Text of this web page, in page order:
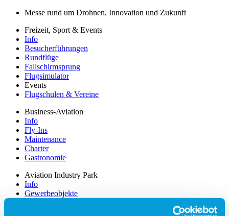
Messe rund um Drohnen, Innovation und Zukunft
Freizeit, Sport & Events
Info
Besucherführungen
Rundflüge
Fallschirmsprung
Flugsimulator
Events
Flugschulen & Vereine
Business-Aviation
Info
Fly-Ins
Maintenance
Charter
Gastronomie
Aviation Industry Park
Info
Gewerbeobjekte